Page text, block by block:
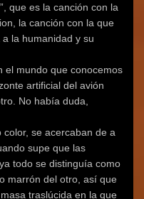
que es la canción con la
la canción con la que
la humanidad y su
el mundo que conocemos
artificial del avión
No había duda,
se acercaban de a
supe que las
todo se distinguía como
marrón del otro, así que
traslúcida en la que